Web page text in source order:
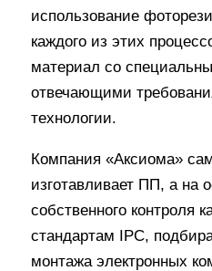
использование
каждого из этих
материал со
отвечающими
технологии.
Компания «Аксиома»
изготавливает ПП, а на
собственного контроля
стандартам IPC,
монтажа электронных